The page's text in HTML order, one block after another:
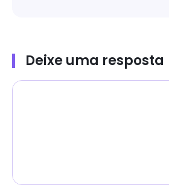
Deixe uma resposta